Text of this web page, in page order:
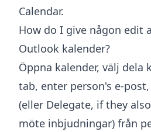
Calendar.
How do I give någon edit
Outlook kalender?
Öppna kalender, välj dela
tab, enter person's e-
(eller Delegate, if they
möte inbjudningar) från